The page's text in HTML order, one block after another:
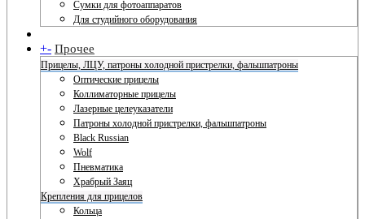
Сумки для фотоаппаратов
Для студийного оборудования
+- Прочее
Прицелы, ЛЦУ, патроны холодной пристрелки, фальшпатроны
Оптические прицелы
Коллиматорные прицелы
Лазерные целеуказатели
Патроны холодной пристрелки, фальшпатроны
Black Russian
Wolf
Пневматика
Храбрый Заяц
Крепления для прицелов
Кольца